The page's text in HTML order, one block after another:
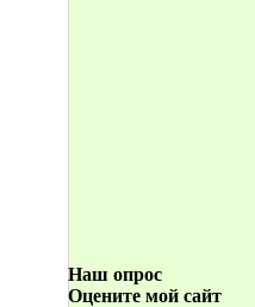
Наш опрос
Оцените мой сайт